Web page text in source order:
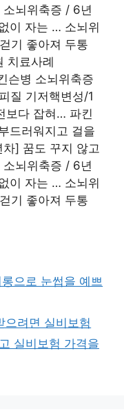
뇌위축증 / 6년
이 자는 … 소뇌위
기 좋아져 두통
치료사례
슨병 소뇌위축증
질 기저핵변성/1
보다 잡혀… 파킨
드러워지고 걸을
] 꿈도 꾸지 않고
뇌위축증 / 6년
이 자는 … 소뇌위
기 좋아져 두통
으로 눈썹을 예쁘
으려면 실비보험
실비보험 가격을